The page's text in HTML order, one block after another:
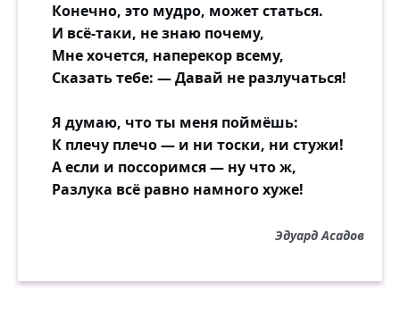
Чёрной кошкою копошится.
Можно всё погрузить во мрак,
Жить и слушать, как ливни плачут,
Можно так. А можно не так,
А ведь можно же всё иначе!
И чего бы душа ни изведала,
Конечно, это мудро, может статься.
И всё-таки, не знаю почему,
Мне хочется, наперекор всему,
Сказать тебе: — Давай не разлучаться!
Я думаю, что ты меня поймёшь:
К плечу плечо — и ни тоски, ни стужи!
А если и поссоримся — ну что ж,
Разлука всё равно намного хуже!
Эдуард Асадов